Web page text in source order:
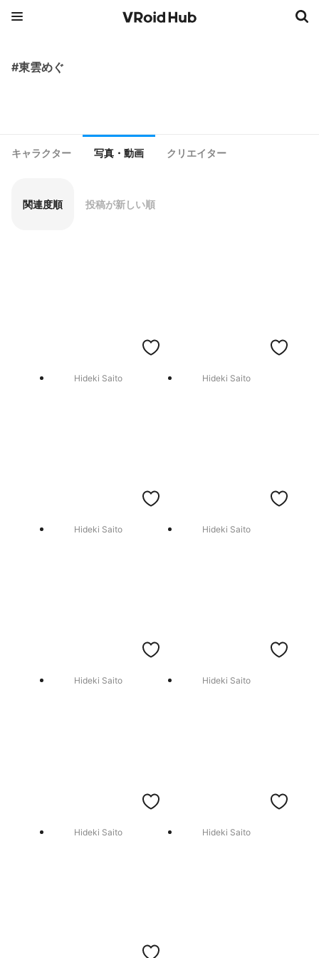
#東雲めぐ
キャラクター 写真・動画 クリエイター
関連度順 投稿が新しい順
Hideki Saito Hideki Saito
Hideki Saito Hideki Saito
Hideki Saito Hideki Saito
Hideki Saito Hideki Saito